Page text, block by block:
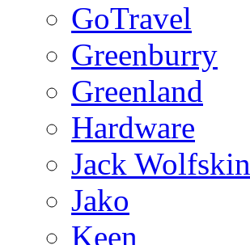
GoTravel
Greenburry
Greenland
Hardware
Jack Wolfskin
Jako
Keen